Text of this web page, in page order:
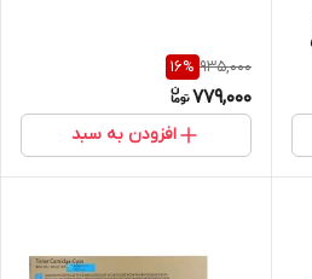
935,000
16%
779,000
افزودن به سبد